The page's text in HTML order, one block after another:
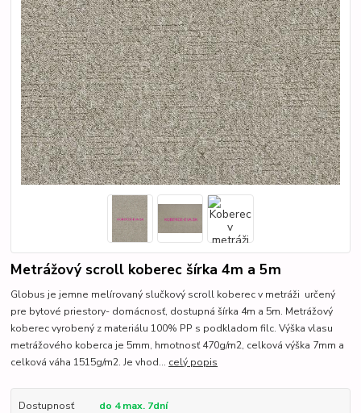
Metrážový scroll koberec šírka 4m a 5m
Globus je jemne melírovaný slučkový scroll koberec v metráži určený
pre bytové priestory- domácnosť, dostupná šírka 4m a 5m. Metrážový
koberec vyrobený z materiálu 100% PP s podkladom filc. Výška vlasu
metrážového koberca je 5mm, hmotnosť 470g/m2, celková výška 7mm a
celková váha 1515g/m2. Je vhod... celý popis
Dostupnosť
do 4 max. 7dní